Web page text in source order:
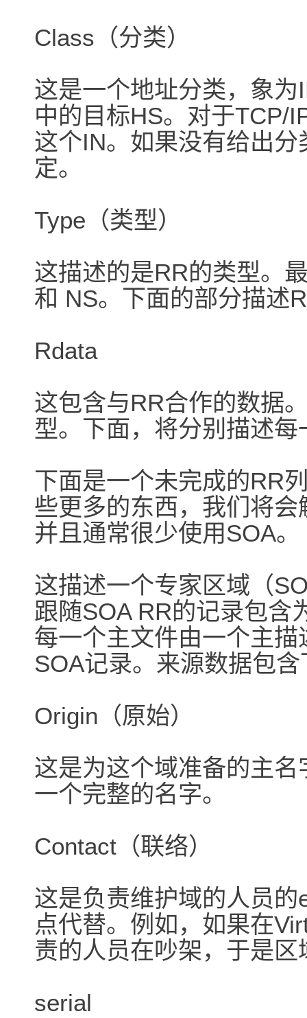
Class（分类）
这是一个地址分类，象
中的目标HS。对于TCP/
这个IN。如果没有给出
定。
Type（类型）
这描述的是RR的类型。
和 NS。下面的部分描述
Rdata
这包含与RR合作的数据
型。下面，将分别描述每
下面是一个未完成的RR
些更多的东西，我们将
并且通常很少使用SOA。
这描述一个专家区域（
跟随SOA RR的记录包含
每一个主文件由一个主
SOA记录。来源数据包
Origin（原始）
这是为这个域准备的主
一个完整的名字。
Contact（联络）
这是负责维护域的人员
点代替。例如，如果在
责的人员在吵架，于是
serial